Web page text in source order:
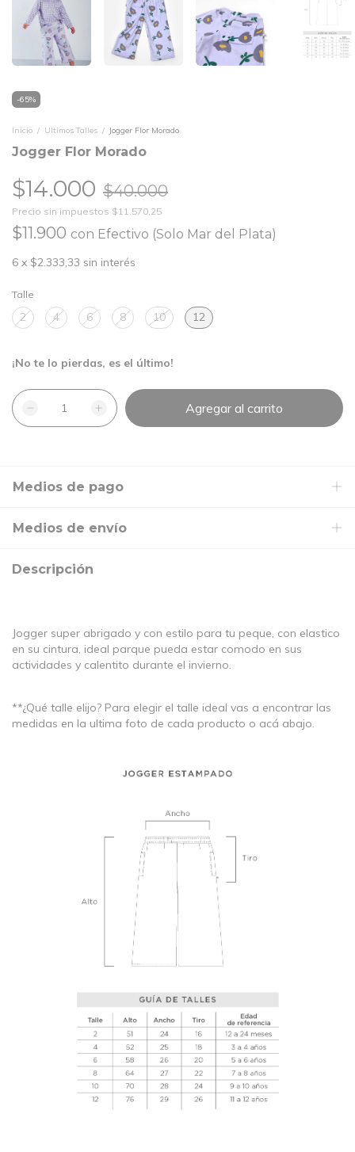
-65%
Inicio / Ultimos Talles / Jogger Flor Morado
Jogger Flor Morado
$14.000 $40.000
Precio sin impuestos $11.570,25
$11.900 con Efectivo (Solo Mar del Plata)
6 x $2.333,33 sin interés
Talle
2 4 6 8 10 12
¡No te lo pierdas, es el último!
Medios de pago
Medios de envío
Descripción
Jogger super abrigado y con estilo para tu peque, con elastico
en su cintura, ideal parque pueda estar comodo en sus
actividades y calentito durante el invierno.
**¿Qué talle elijo? Para elegir el talle ideal vas a encontrar las
medidas en la ultima foto de cada producto o acá abajo.